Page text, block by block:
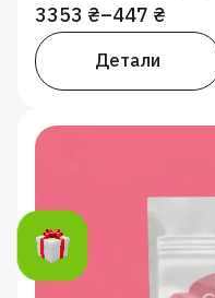
447 ₴
–
3353 ₴
Детали